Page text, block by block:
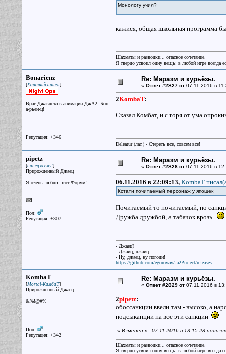
Монологу учил?
кажися, общая школьная программа
Шахматы и разводки... опасное сочетание.
Я твердо усвоил одну вещь: в любой игре всегда
Bonarienz
[Хороший ариец]
Враг Джавдета в анимации ДжА2, Бон-
а-рьен-ц!
Репутация: +346
Re: Маразм и курьёзы.
« Ответ #2827 от07.11.2016 в
2KombaT:
Сказал Комбат, и с горя от ума
Deleatur (лат.) - Стереть все, совсем все!
pipetz
[пипец всему!]
Прирожденный Джаец
Я очень люблю этот Форум!
Пол:
Репутация: +307
Re: Маразм и курьёзы.
« Ответ #2828 от07.11.2016 в
06.11.2016 в 22:09:13, KombaT
Кстати почитаемый персонаж у япошек
Почитаемый то почитаемый, но
Дружба дружбой, а табачок врозь.
- Джаец?
- Джаиц, джаиц.
- Ну, джаец, ну погоди!
https://github.com/egorovav/Ja2Project/releases
KombaT
[Mortal-КамбаТ]
Прирожденный Джаец
&%!@#%
Пол:
Репутация: +342
Re: Маразм и курьёзы.
« Ответ #2829 от07.11.2016 в
2pipetz:
обоссанкции ввели там - высоко, а
подсыканции на все эти санкции
« Изменён в : 07.11.2016 в 13:15:28
Шахматы и разводки... опасное сочетание.
Я твердо усвоил одну вещь: в любой игре всегда